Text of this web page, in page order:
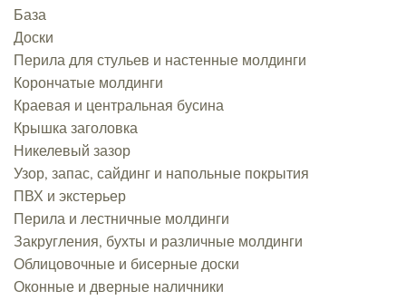
База
Доски
Перила для стульев и настенные молдинги
Корончатые молдинги
Краевая и центральная бусина
Крышка заголовка
Никелевый зазор
Узор, запас, сайдинг и напольные покрытия
ПВХ и экстерьер
Перила и лестничные молдинги
Закругления, бухты и различные молдинги
Облицовочные и бисерные доски
Оконные и дверные наличники